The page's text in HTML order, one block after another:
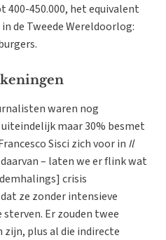
450.000, het equivalent
de Tweede Wereldoorlog:
waren nog
maar 30% besmet
Sisci zich voor in Il
– laten we er flink wat
crisis
ze zonder intensieve
Er zouden twee
plus al die indirecte